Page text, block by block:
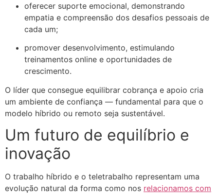
oferecer suporte emocional, demonstrando
empatia e compreensão dos desafios pessoais de
cada um;
promover desenvolvimento, estimulando
treinamentos online e oportunidades de
crescimento.
O líder que consegue equilibrar cobrança e apoio cria
um ambiente de confiança — fundamental para que o
modelo híbrido ou remoto seja sustentável.
Um futuro de equilíbrio e
inovação
O trabalho híbrido e o teletrabalho representam uma
evolução natural da forma como nos relacionamos com